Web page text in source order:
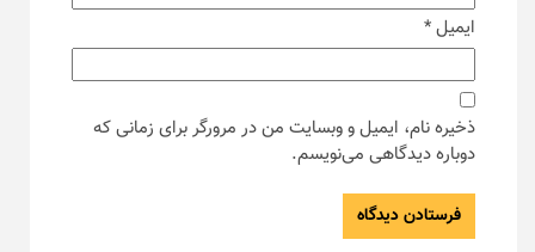
ایمیل*
ذخیره نام، ایمیل و وبسایت من در مرورگر برای زمانی که
دوباره دیدگاهی می‌نویسم.